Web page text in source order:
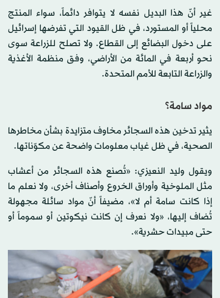
غير أنّ هذا البديل نفسه لا يتوافر دائماً، سواء المنتج
محلياً أو المستورد، في ظل القيود التي تفرضها إسرائيل
على دخول البضائع إلى القطاع. ولا تصلح للزراعة سوى
نحو أربعة في المائة من الأراضي، وفق منظمة الأغذية
والزراعة التابعة للأمم المتحدة.
مواد سامة؟
يثير تدخين هذه السجائر مخاوف متزايدة بشأن مخاطرها
الصحية، في ظل غياب معلومات واضحة عن مكوّناتها.
ويقول وليد النعيزي: «تُصنع هذه السجائر من أعشاب
مثل الملوخية وأوراق الخروع وأصناف أخرى، ولا نعلم ما
إذا كانت سامة أم لا»، مضيفاً أنّ مواد سائلة مجهولة
تُضاف إليها، «ولا نعرف إن كانت نيكوتين أو سموماً أو
حتى مبيدات حشرية».